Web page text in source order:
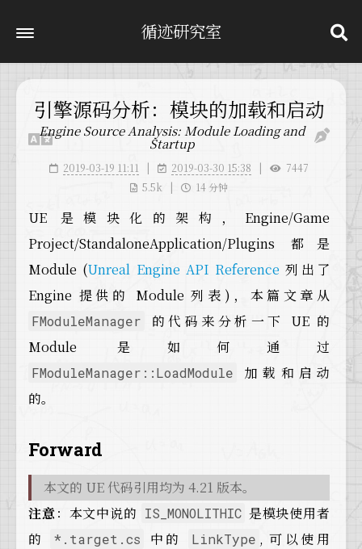
循迹研究室
引擎源码分析：模块的加载和启动
Engine Source Analysis: Module Loading and
Startup
2019-03-19 11:11 2019-03-30 15:38
7447
5.5k
14 分钟
UE 是模块化的架构，Engine/Game
Project/StandaloneApplication/Plugins 都是
Module (Unreal Engine API Reference 列出了
Engine 提供的 Module 列表)，本篇文章从
FModuleManager
的代码来分析一下 UE 的
Module 是如何通过
FModuleManager::LoadModule
加载和启动
的。
Forward
本文的 UE 代码引用均为 4.21 版本。
注意：本文中说的 IS_MONOLITHIC 是模块使用者
的
*.target.cs 中的 LinkType , 可以使用